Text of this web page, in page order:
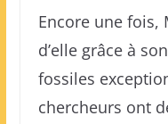
Encore une fois,
d’elle grâce à
fossiles
chercheurs ont